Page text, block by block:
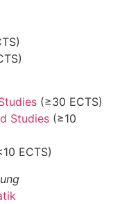
(≥30 ECTS)
Studies (≥10
ECTS)